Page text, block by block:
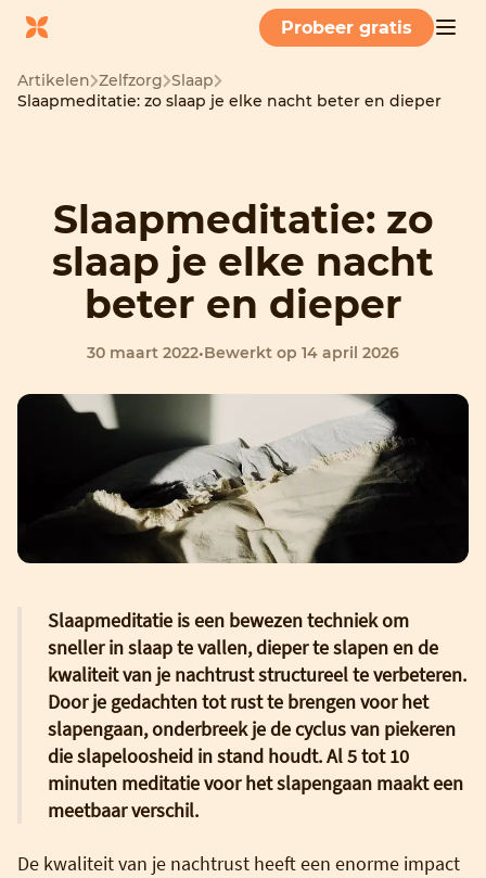
Probeer gratis
Artikelen Zelfzorg Slaap
Slaapmeditatie: zo slaap je elke nacht beter en dieper
Slaapmeditatie: zo
slaap je elke nacht
beter en dieper
30 maart 2022•Bewerkt op 14 april 2026
Slaapmeditatie is een bewezen techniek om
sneller in slaap te vallen, dieper te slapen en de
kwaliteit van je nachtrust structureel te verbeteren.
Door je gedachten tot rust te brengen voor het
slapengaan, onderbreek je de cyclus van piekeren
die slapeloosheid in stand houdt. Al 5 tot 10
minuten meditatie voor het slapengaan maakt een
meetbaar verschil.
De kwaliteit van je nachtrust heeft een enorme impact